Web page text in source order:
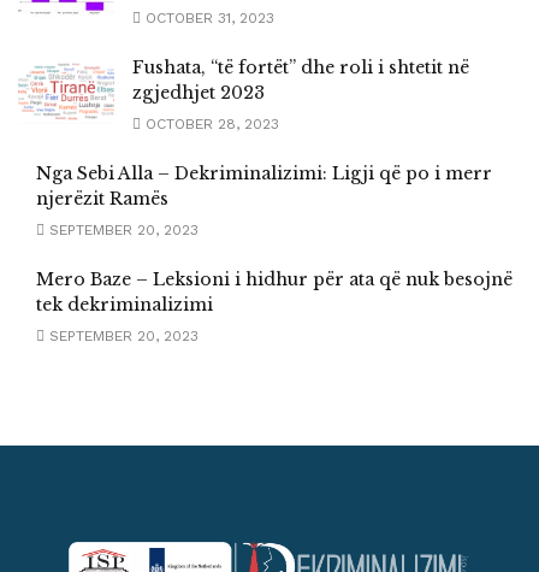
OCTOBER 31, 2023
Fushata, “të fortët” dhe roli i shtetit në
zgjedhjet 2023
OCTOBER 28, 2023
Nga Sebi Alla – Dekriminalizimi: Ligji që po i merr
njerëzit Ramës
SEPTEMBER 20, 2023
Mero Baze – Leksioni i hidhur për ata që nuk besojnë
tek dekriminalizimi
SEPTEMBER 20, 2023